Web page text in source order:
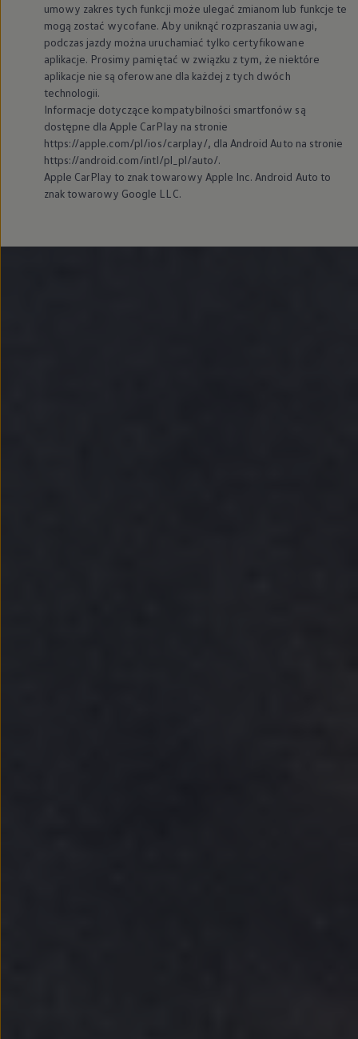
umowy zakres tych funkcji może ulegać zmianom lub funkcje te
mogą zostać wycofane. Aby uniknąć rozpraszania uwagi,
podczas jazdy można uruchamiać tylko certyfikowane
aplikacje. Prosimy pamiętać w związku z tym, że niektóre
aplikacje nie są oferowane dla każdej z tych dwóch
technologii.
Informacje dotyczące kompatybilności smartfonów są
dostępne dla Apple CarPlay na stronie
https://apple.com/pl/ios/carplay/, dla Android Auto na stronie
https://android.com/intl/pl_pl/auto/.
Apple CarPlay to znak towarowy Apple Inc. Android Auto to
znak towarowy Google LLC.